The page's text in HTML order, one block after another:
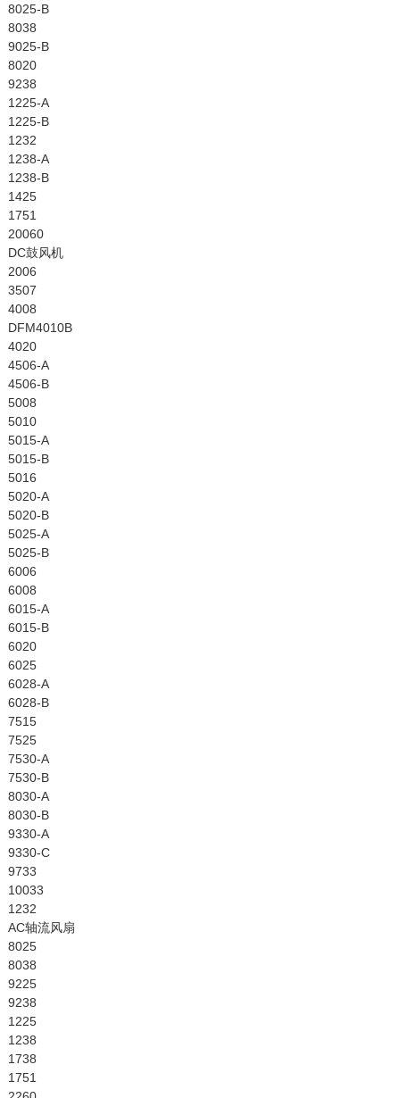
8025-B
8038
9025-B
8020
9238
1225-A
1225-B
1232
1238-A
1238-B
1425
1751
20060
DC鼓风机
2006
3507
4008
DFM4010B
4020
4506-A
4506-B
5008
5010
5015-A
5015-B
5016
5020-A
5020-B
5025-A
5025-B
6006
6008
6015-A
6015-B
6020
6025
6028-A
6028-B
7515
7525
7530-A
7530-B
8030-A
8030-B
9330-A
9330-C
9733
10033
1232
AC轴流风扇
8025
8038
9225
9238
1225
1238
1738
1751